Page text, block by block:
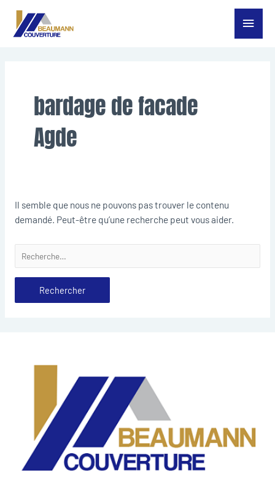
Aller
Menu
bardage de facade
Agde
Il semble que nous ne pouvons pas trouver le contenu
demandé. Peut-être qu’une recherche peut vous aider.